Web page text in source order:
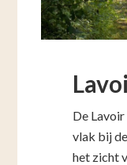
De
vlak bij
het zicht